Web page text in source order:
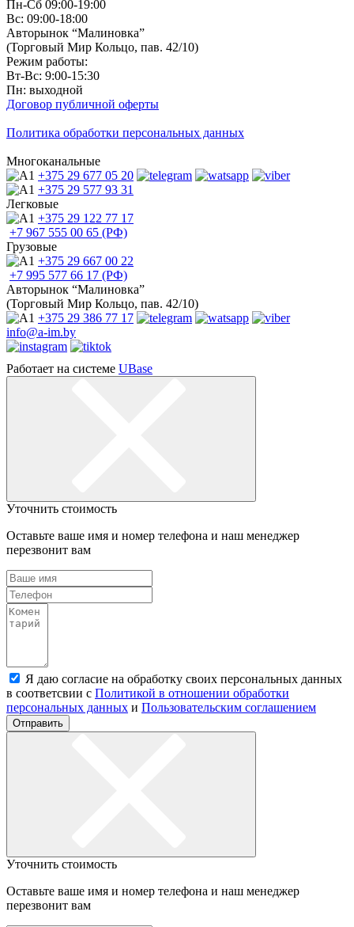
Пн-Сб 09:00-19:00
Вс: 09:00-18:00
Авторынок “Малиновка”
(Торговый Мир Кольцо, пав. 42/10)
Режим работы:
Вт-Вс: 9:00-15:30
Пн: выходной
Договор публичной оферты
Политика обработки персональных данных
Многоканальные
+375 29 677 05 20
+375 29 577 93 31
Легковые
+375 29 122 77 17
+7 967 555 00 65 (РФ)
Грузовые
+375 29 667 00 22
+7 995 577 66 17 (РФ)
Авторынок “Малиновка”
(Торговый Мир Кольцо, пав. 42/10)
+375 29 386 77 17
info@a-im.by
Работает на системе UBase
Уточнить стоимость
Оставьте ваше имя и номер телефона и наш менеджер
перезвонит вам
Я даю согласие на обработку своих персональных данных
в соответсвии с Политикой в отношении обработки
персональных данных и Пользовательским соглашением
Отправить
Уточнить стоимость
Оставьте ваше имя и номер телефона и наш менеджер
перезвонит вам